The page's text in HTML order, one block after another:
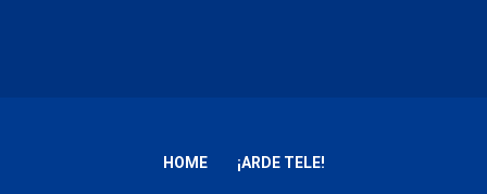
HOME ¡ARDE TELE!